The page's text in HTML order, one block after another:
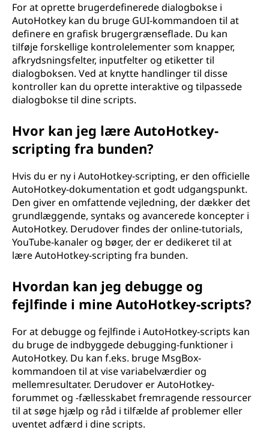
For at oprette brugerdefinerede dialogbokse i
AutoHotkey kan du bruge GUI-kommandoen til at
definere en grafisk brugergrænseflade. Du kan
tilføje forskellige kontrolelementer som knapper,
afkrydsningsfelter, inputfelter og etiketter til
dialogboksen. Ved at knytte handlinger til disse
kontroller kan du oprette interaktive og tilpassede
dialogbokse til dine scripts.
Hvor kan jeg lære AutoHotkey-
scripting fra bunden?
Hvis du er ny i AutoHotkey-scripting, er den officielle
AutoHotkey-dokumentation et godt udgangspunkt.
Den giver en omfattende vejledning, der dækker det
grundlæggende, syntaks og avancerede koncepter i
AutoHotkey. Derudover findes der online-tutorials,
YouTube-kanaler og bøger, der er dedikeret til at
lære AutoHotkey-scripting fra bunden.
Hvordan kan jeg debugge og
fejlfinde i mine AutoHotkey-scripts?
For at debugge og fejlfinde i AutoHotkey-scripts kan
du bruge de indbyggede debugging-funktioner i
AutoHotkey. Du kan f.eks. bruge MsgBox-
kommandoen til at vise variabelværdier og
mellemresultater. Derudover er AutoHotkey-
forummet og -fællesskabet fremragende ressourcer
til at søge hjælp og råd i tilfælde af problemer eller
uventet adfærd i dine scripts.